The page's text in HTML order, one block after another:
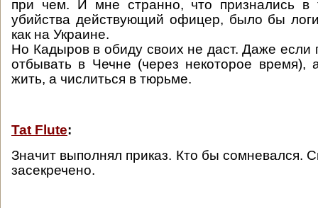
при чем. И мне странно, что признались в
убийства действующий офицер, было бы
как на Украине.
Но Кадыров в обиду своих не даст. Даже если
отбывать в Чечне (через некоторое
жить, а числиться в тюрьме.
Tat Flute:
Значит выполнял приказ. Кто бы сомневался.
засекречено.